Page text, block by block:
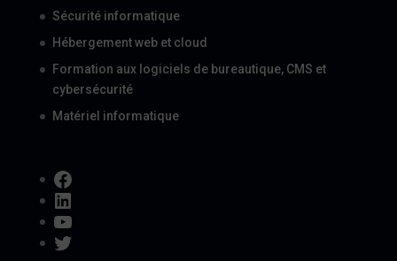
Sécurité informatique
Hébergement web et cloud
Formation aux logiciels de bureautique, CMS et
cybersécurité
Matériel informatique
Facebook
LinkedIn
YouTube
Twitter